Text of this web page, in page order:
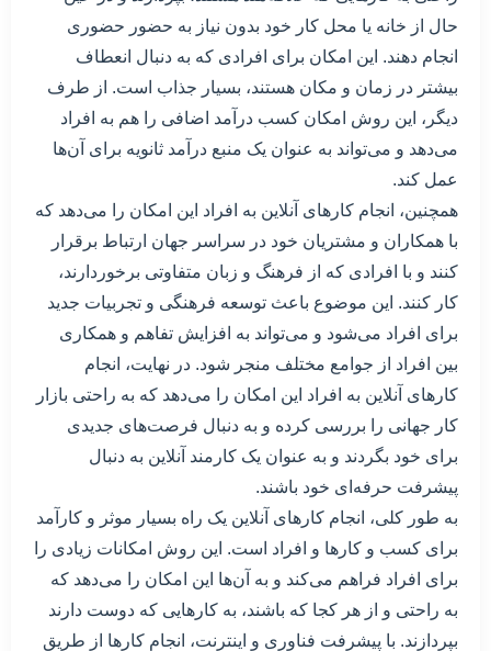
حال از خانه یا محل کار خود بدون نیاز به حضور حضوری
انجام دهند. این امکان برای افرادی که به دنبال انعطاف
بیشتر در زمان و مکان هستند، بسیار جذاب است. از طرف
دیگر، این روش امکان کسب درآمد اضافی را هم به افراد
می‌دهد و می‌تواند به عنوان یک منبع درآمد ثانویه برای آن‌ها
عمل کند.
همچنین، انجام کارهای آنلاین به افراد این امکان را می‌دهد که
با همکاران و مشتریان خود در سراسر جهان ارتباط برقرار
کنند و با افرادی که از فرهنگ و زبان متفاوتی برخوردارند،
کار کنند. این موضوع باعث توسعه فرهنگی و تجربیات جدید
برای افراد می‌شود و می‌تواند به افزایش تفاهم و همکاری
بین افراد از جوامع مختلف منجر شود. در نهایت، انجام
کارهای آنلاین به افراد این امکان را می‌دهد که به راحتی بازار
کار جهانی را بررسی کرده و به دنبال فرصت‌های جدیدی
برای خود بگردند و به عنوان یک کارمند آنلاین به دنبال
پیشرفت حرفه‌ای خود باشند.
به طور کلی، انجام کارهای آنلاین یک راه بسیار موثر و کارآمد
برای کسب و کارها و افراد است. این روش امکانات زیادی را
برای افراد فراهم می‌کند و به آن‌ها این امکان را می‌دهد که
به راحتی و از هر کجا که باشند، به کارهایی که دوست دارند
بپردازند. با پیشرفت فناوری و اینترنت، انجام کارها از طریق